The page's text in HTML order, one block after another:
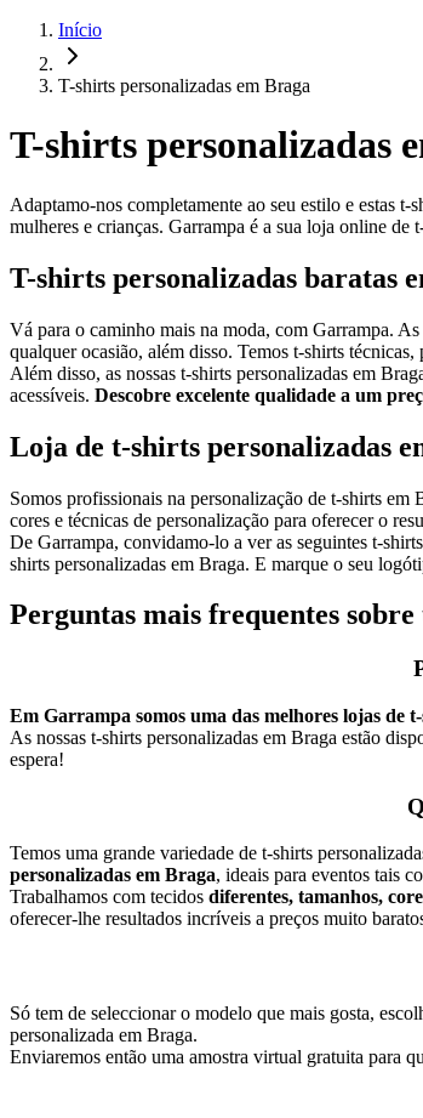
Início
T-shirts personalizadas em Braga
T-shirts personalizadas
Adaptamo-nos completamente ao seu estilo e estas
mulheres e crianças. Garrampa é a sua loja online de
T-shirts personalizadas baratas
Vá para o caminho mais na moda, com Garrampa.
qualquer ocasião, além disso. Temos t-shirts
Além disso, as nossas t-shirts personalizadas em
acessíveis. Descobre excelente qualidade a um
Loja de t-shirts personalizadas
Somos profissionais na personalização de t-shirts em
cores e técnicas de personalização para oferecer o
De Garrampa, convidamo-lo a ver as seguintes t-
shirts personalizadas em Braga. E marque o seu
Perguntas mais frequentes
Em Garrampa somos uma das melhores lojas de
As nossas t-shirts personalizadas em Braga estão
espera!
Temos uma grande variedade de t-shirts
personalizadas em Braga, ideais para eventos tais
Trabalhamos com tecidos diferentes, tamanhos,
oferecer-lhe resultados incríveis a preços muito
Só tem de seleccionar o modelo que mais gosta,
personalizada em Braga.
Enviaremos então uma amostra virtual gratuita para